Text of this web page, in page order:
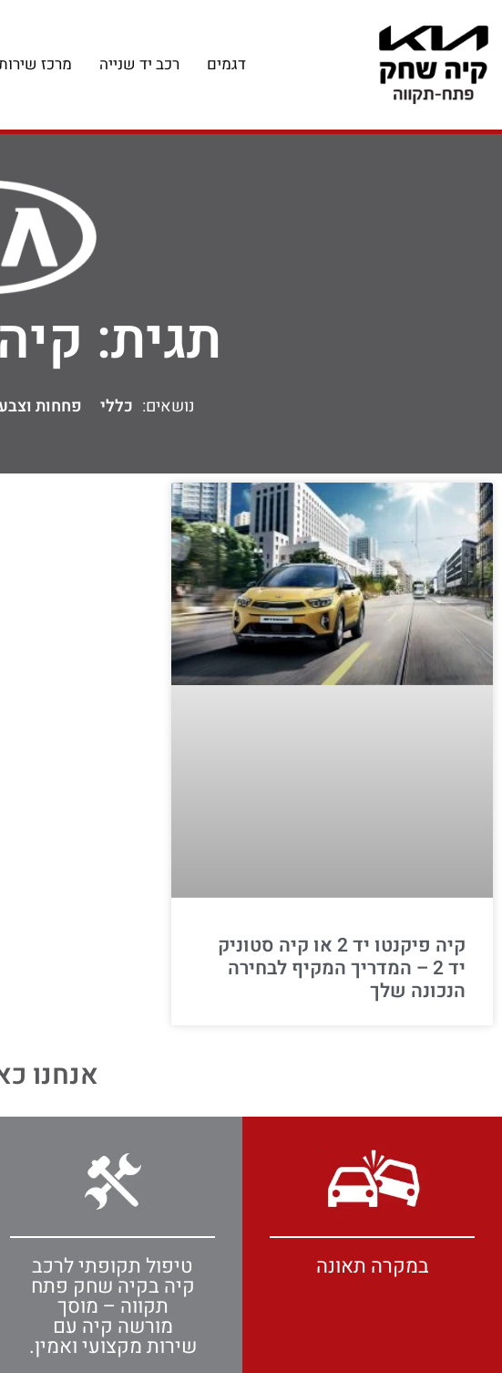
דגמים רכב יד שנייה מרכז
תגית:
נושאים: כללי פחחות
קיה פיקנטו יד 2 או קיה סטוניק
יד 2 – המדריך המקיף לבחירה
הנכונה שלך
אנחנו
במקרה תאונה טיפול תקופתי לרכב
קיה בקיה שחק פתח
תקווה – מוסך
מורשה קיה עם
שירות מקצועי ואמין.